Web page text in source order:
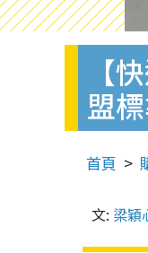
【
盟
首頁
文: 梁穎